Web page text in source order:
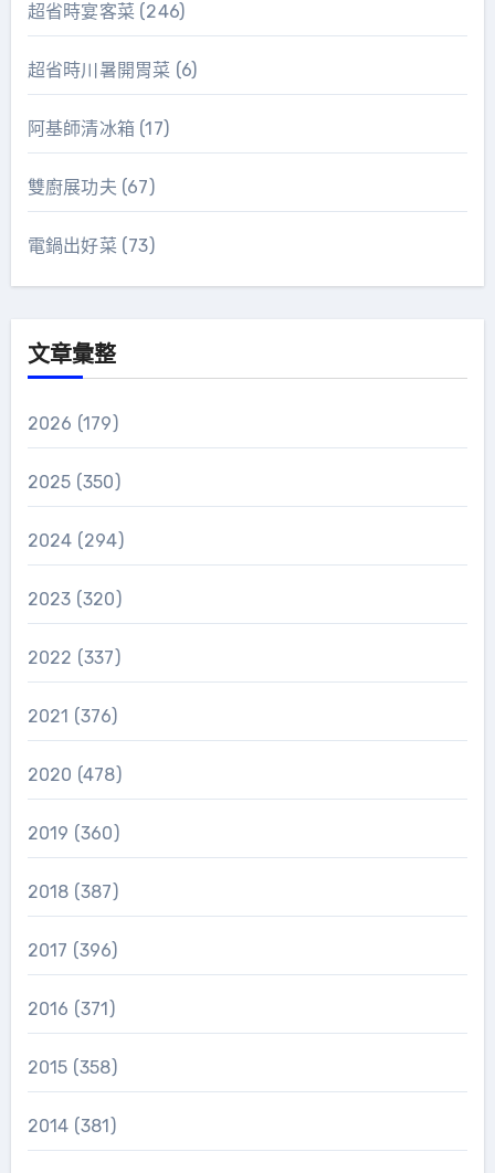
超省時宴客菜 (246)
超省時川暑開胃菜 (6)
阿基師清冰箱(17)
雙廚展功夫 (67)
電鍋出好菜 (73)
文章彙整
2026 (179)
2025 (350)
2024 (294)
2023 (320)
2022 (337)
2021 (376)
2020 (478)
2019 (360)
2018 (387)
2017 (396)
2016 (371)
2015 (358)
2014 (381)